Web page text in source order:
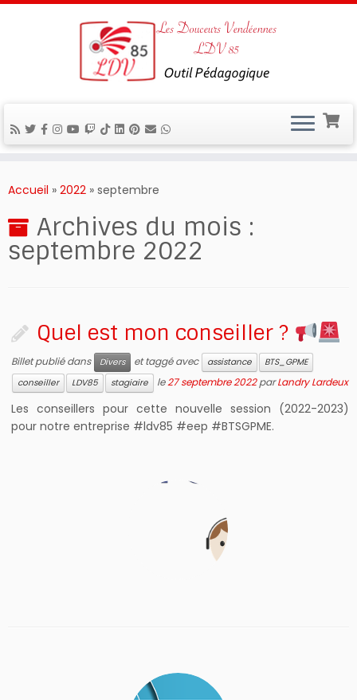
auAccueil » 2022 » septembre
Archives du mois :
septembre 2022
Quel est mon conseiller ?
Billet publié dans Divers et taggé avec assistance
BTS_GPME
conseiller
LDV85 stagiaire le27 septembre 2022 parLandry Lardeux
Les conseillers pour cette nouvelle session (2022-2023)
pour notre entreprise #ldv85 #eep #BTSGPME.